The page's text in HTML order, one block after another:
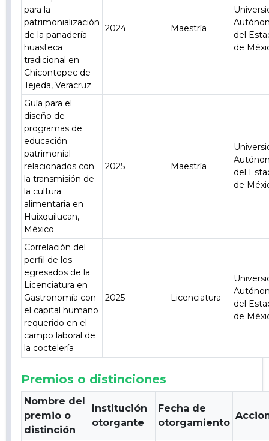
para la
patrimonialización
de la panadería
huasteca
tradicional en
Chicontepec de
Tejeda, Veracruz
2024 Maestría
del
de
Guía para el
diseño de
programas de
educación
patrimonial
relacionados con
la transmisión de
la cultura
alimentaria en
Huixquilucan,
México
2025 Maestría
del
de
Correlación del
perfil de los
egresados de la
Licenciatura en
Gastronomía con
el capital humano
requerido en el
campo laboral de
la coctelería
2025 Licenciatura
del
de
Premios o distinciones
Nombre del
premio o
distinción
Institución
otorgante
Fecha de
otorgamiento